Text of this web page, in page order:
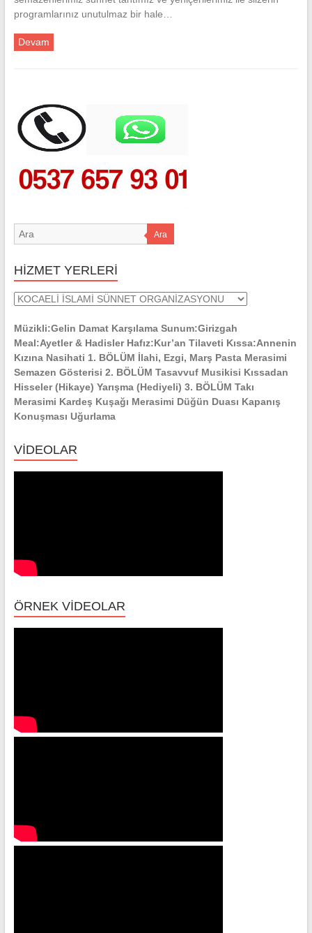
programlarınız unutulmaz bir hale…
Devam
Ara
HİZMET YERLERİ
HİZMET
Müzikli:Gelin Damat Karşılama Sunum:Girizgah
Meal:Ayetler & Hadisler Hafız:Kur’an Tilaveti Kıssa:Annenin
Kızına Nasihati 1. BÖLÜM İlahi, Ezgi, Marş Pasta Merasimi
Semazen Gösterisi 2. BÖLÜM Tasavvuf Musikisi Kıssadan
Hisseler (Hikaye) Yarışma (Hediyeli) 3. BÖLÜM Takı
Merasimi Kardeş Kuşağı Merasimi Düğün Duası Kapanış
Konuşması Uğurlama
VİDEOLAR
ÖRNEK VİDEOLAR